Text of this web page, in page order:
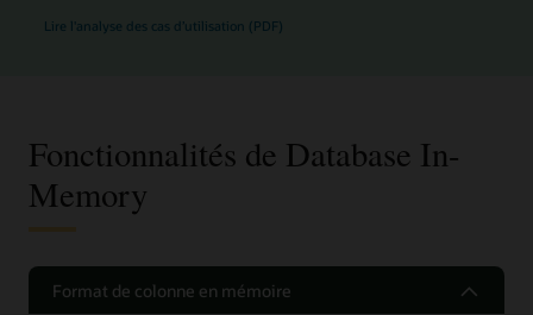
Lire l'analyse des cas d’utilisation (PDF)
Fonctionnalités de Database In-
Memory
Format de colonne en mémoire